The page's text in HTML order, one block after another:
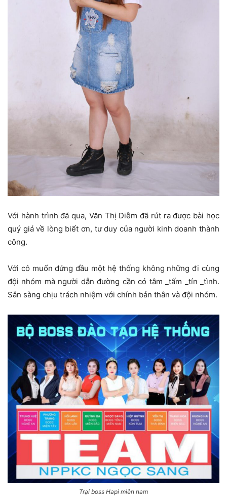
Với hành trình đã qua, Văn Thị Diễm đã rút ra được bài học
quý giá về lòng biết ơn, tư duy của người kinh doanh thành
công.
Với cô muốn đứng đầu một hệ thống không những đi cùng
đội nhóm mà người dẫn đường cần có tâm _tấm _tín _tình.
Sẵn sàng chịu trách nhiệm với chính bản thân và đội nhóm.
Trại boss Hapi miền nam